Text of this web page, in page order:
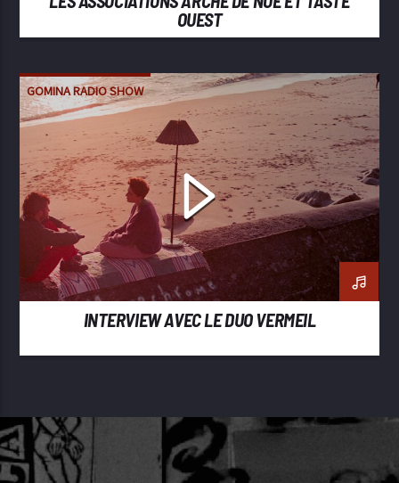
OUEST
GOMINA RADIO SHOW
INTERVIEW AVEC LE DUO VERMEIL